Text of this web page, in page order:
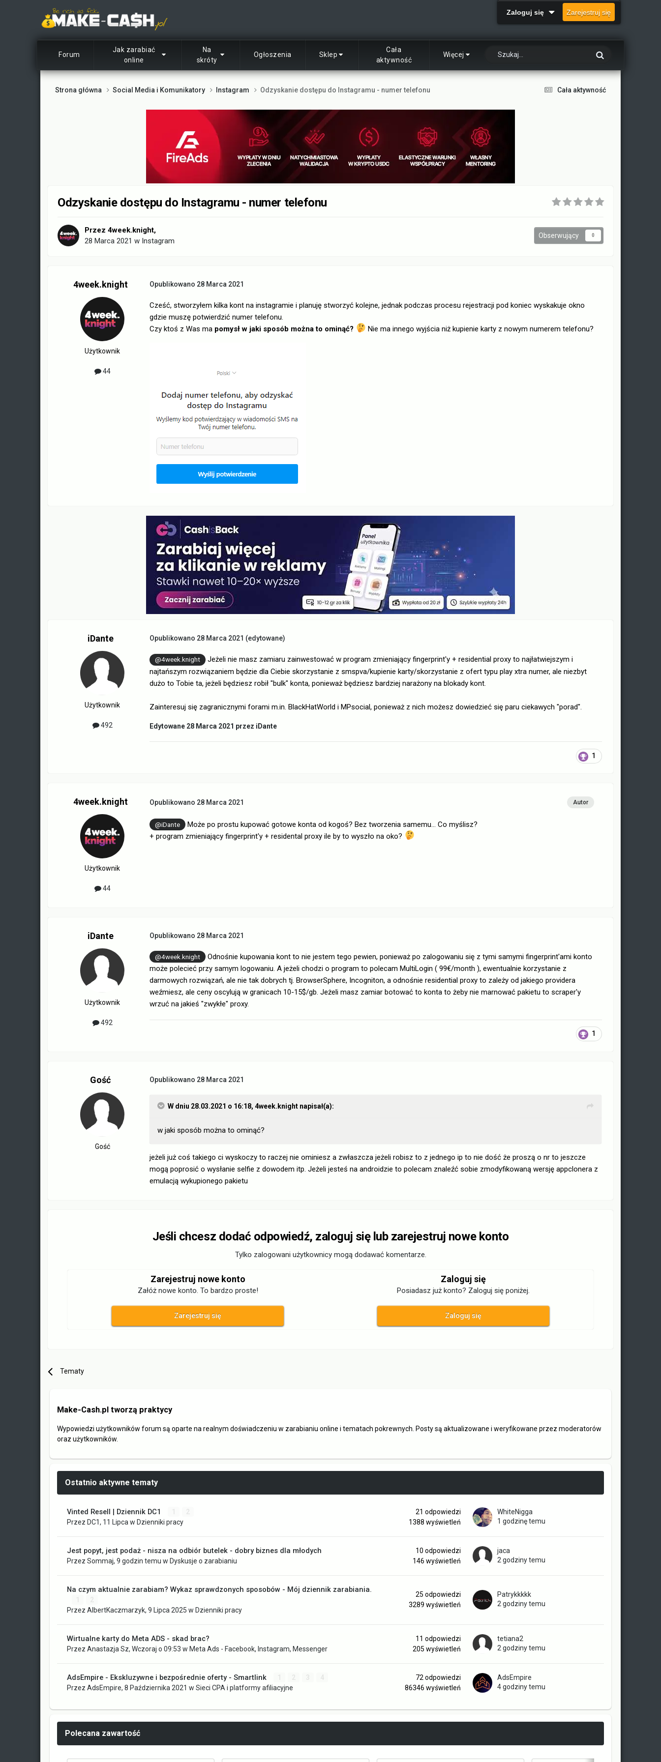
Zaloguj się Zarejestruj się
Forum
Jak zarabiać
online
Na
skróty
Ogłoszenia Sklep
Cała
aktywność
Więcej
Cała aktywność
Strona główna Social Media i Komunikatory Instagram Odzyskanie dostępu do Instagramu - numer telefonu
Odzyskanie dostępu do Instagramu - numer telefonu
Przez4week.knight,
28 Marca 2021 w Instagram
Obserwujący 0
4week.knight
Użytkownik
44
Opublikowano 28 Marca 2021
Cześć, stworzyłem kilka kont na instagramie i planuję stworzyć kolejne, jednak podczas procesu rejestracji pod koniec wyskakuje okno
gdzie muszę potwierdzić numer telefonu.
Czy ktoś z Was ma pomysł w jaki sposób można to ominąć? Nie ma innego wyjścia niż kupienie karty z nowym numerem telefonu?
iDante
Użytkownik
492
Opublikowano 28 Marca 2021 (edytowane)
@4week.knight
Jeżeli nie masz zamiaru zainwestować w program zmieniający fingerprint'y + residential proxy to najłatwiejszym i
najtańszym rozwiązaniem będzie dla Ciebie skorzystanie z smspva/kupienie karty/skorzystanie z ofert typu play xtra numer, ale niezbyt
dużo to Tobie ta, jeżeli będziesz robił "bulk" konta, ponieważ będziesz bardziej narażony na blokady kont.
Zainteresuj się zagranicznymi forami m.in. BlackHatWorld i MPsocial, ponieważ z nich możesz dowiedzieć się paru ciekawych "porad".
Edytowane 28 Marca 2021 przez iDante
1
4week.knight
Użytkownik
44
Autor
Opublikowano 28 Marca 2021
@iDante
Może po prostu kupować gotowe konta od kogoś? Bez tworzenia samemu... Co myślisz?
+ program zmieniający fingerprint'y + residental proxy ile by to wyszło na oko?
iDante
Użytkownik
492
Opublikowano 28 Marca 2021
@4week.knight
Odnośnie kupowania kont to nie jestem tego pewien, ponieważ po zalogowaniu się z tymi samymi fingerprint'ami konto
może polecieć przy samym logowaniu. A jeżeli chodzi o program to polecam MultiLogin ( 99€/month ), ewentualnie korzystanie z
darmowych rozwiązań, ale nie tak dobrych tj. BrowserSphere, Incogniton, a odnośnie residential proxy to zależy od jakiego providera
weźmiesz, ale ceny oscylują w granicach 10-15$/gb. Jeżeli masz zamiar botować to konta to żeby nie marnować pakietu to scraper'y
wrzuć na jakieś "zwykłe" proxy.
1
Gość
Gość
Opublikowano 28 Marca 2021
W dniu 28.03.2021 o 16:18,4week.knight napisał(a):
w jaki sposób można to ominąć?
jeżeli już coś takiego ci wyskoczy to raczej nie ominiesz a zwłaszcza jeżeli robisz to z jednego ip to nie dość że proszą o nr to jeszcze
mogą poprosić o wysłanie selfie z dowodem itp. Jeżeli jesteś na androidzie to polecam znaleźć sobie zmodyfikowaną wersję appclonera z
emulacją wykupionego pakietu
Jeśli chcesz dodać odpowiedź, zaloguj się lub zarejestruj nowe konto
Tylko zalogowani użytkownicy mogą dodawać komentarze.
Zarejestruj nowe konto
Załóż nowe konto. To bardzo proste!
Zarejestruj się
Zaloguj się
Posiadasz już konto? Zaloguj się poniżej.
Zaloguj się
Tematy
Make-Cash.pl tworzą praktycy
Wypowiedzi użytkowników forum są oparte na realnym doświadczeniu w zarabianiu online i tematach pokrewnych. Posty są aktualizowane i weryfikowane przez moderatorów
oraz użytkowników.
Ostatnio aktywne tematy
Vinted Resell | Dziennik DC1
Przez DC1, 11 Lipcaw Dzienniki pracy
21 odpowiedzi
1388 wyświetleń
WhiteNigga
1 godzinę temu
Jest popyt, jest podaż - nisza na odbiór butelek - dobry biznes dla młodych
PrzezSommaj,9 godzin temu w Dyskusje o zarabianiu
10 odpowiedzi
146 wyświetleń
jaca
2 godziny temu
Na czym aktualnie zarabiam? Wykaz sprawdzonych sposobów - Mój dziennik zarabiania.
PrzezAlbertKaczmarzyk,9 Lipca 2025 w Dzienniki pracy
25 odpowiedzi
3289 wyświetleń
Patrykkkkk
2 godziny temu
Wirtualne karty do Meta ADS - skad brac?
PrzezAnastazja Sz,Wczoraj o 09:53w Meta Ads - Facebook, Instagram, Messenger
11 odpowiedzi
205 wyświetleń
tetiana2
2 godziny temu
AdsEmpire - Ekskluzywne i bezpośrednie oferty - Smartlink
PrzezAdsEmpire,8 Października 2021 wSieci CPA i platformy afiliacyjne
72 odpowiedzi
86346 wyświetleń
AdsEmpire
4 godziny temu
Polecana zawartość